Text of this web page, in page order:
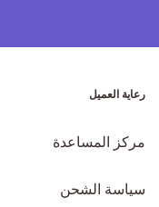
رعاية العميل
مركز المساعدة
سياسة الشحن